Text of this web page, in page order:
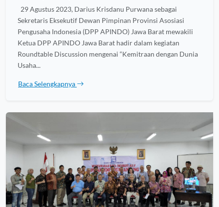
29 Agustus 2023, Darius Krisdanu Purwana sebagai
Sekretaris Eksekutif Dewan Pimpinan Provinsi Asosiasi
Pengusaha Indonesia (DPP APINDO) Jawa Barat mewakili
Ketua DPP APINDO Jawa Barat hadir dalam kegiatan
Roundtable Discussion mengenai “Kemitraan dengan Dunia
Usaha...
Baca Selengkapnya